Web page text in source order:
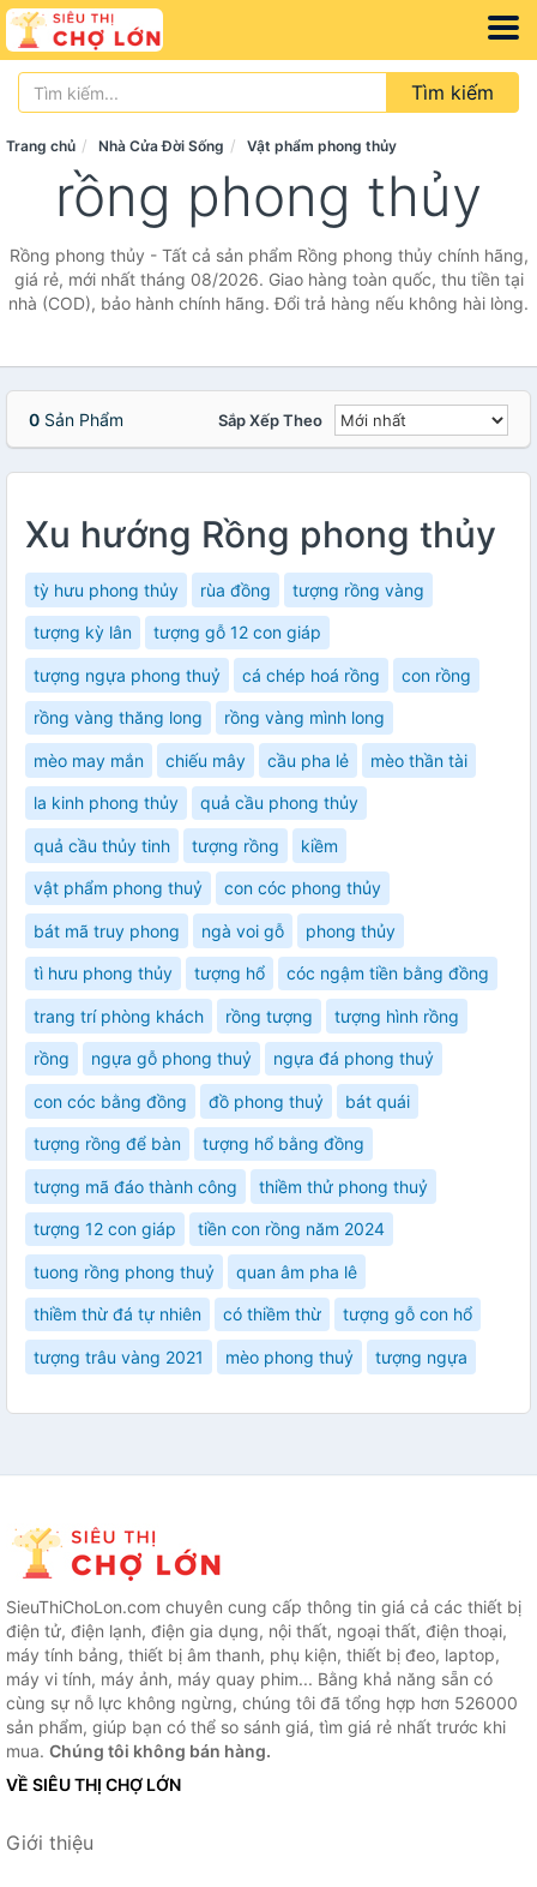
Tìm kiếm
Trang chủ Nhà Cửa Đời Sống Vật phẩm phong thủy
rồng phong thủy
Rồng phong thủy - Tất cả sản phẩm Rồng phong thủy chính hãng,
giá rẻ, mới nhất tháng 08/2026. Giao hàng toàn quốc, thu tiền tại
nhà (COD), bảo hành chính hãng. Đổi trả hàng nếu không hài lòng.
0 Sản Phẩm Sắp Xếp Theo
Xu hướng Rồng phong thủy
tỳ hưu phong thủy rùa đồng tượng rồng vàng
tượng kỳ lân tượng gỗ 12 con giáp
tượng ngựa phong thuỷ cá chép hoá rồng con rồng
rồng vàng thăng long rồng vàng mình long
mèo may mắn chiếu mây cầu pha lẻ mèo thần tài
la kinh phong thủy quả cầu phong thủy
quả cầu thủy tinh tượng rồng kiềm
vật phẩm phong thuỷ con cóc phong thủy
bát mã truy phong ngà voi gỗ phong thủy
tì hưu phong thủy tượng hổ cóc ngậm tiền bằng đồng
trang trí phòng khách rồng tượng tượng hình rồng
rồng ngựa gỗ phong thuỷ ngựa đá phong thuỷ
con cóc bằng đồng đồ phong thuỷ bát quái
tượng rồng để bàn tượng hổ bằng đồng
tượng mã đáo thành công thiềm thử phong thuỷ
tượng 12 con giáp tiền con rồng năm 2024
tuong rồng phong thuỷ quan âm pha lê
thiềm thừ đá tự nhiên có thiềm thừ tượng gỗ con hổ
tượng trâu vàng 2021 mèo phong thuỷ tượng ngựa
SieuThiChoLon.com chuyên cung cấp thông tin giá cả các thiết bị
điện tử, điện lạnh, điện gia dụng, nội thất, ngoại thất, điện thoại,
máy tính bảng, thiết bị âm thanh, phụ kiện, thiết bị đeo, laptop,
máy vi tính, máy ảnh, máy quay phim... Bằng khả năng sẵn có
cùng sự nỗ lực không ngừng, chúng tôi đã tổng hợp hơn 526000
sản phẩm, giúp bạn có thể so sánh giá, tìm giá rẻ nhất trước khi
mua. Chúng tôi không bán hàng.
VỀ SIÊU THỊ CHỢ LỚN
Giới thiệu